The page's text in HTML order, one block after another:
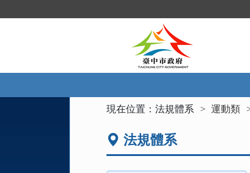
到
現在位置：法規體系 運動類
法規體系